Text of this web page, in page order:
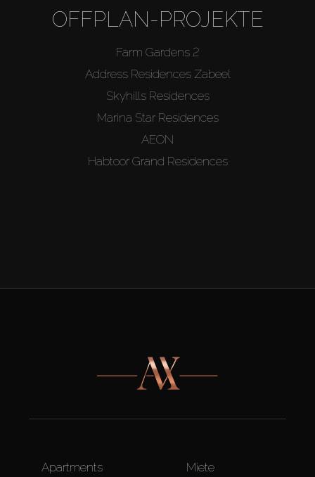
OFFPLAN-PROJEKTE
Farm Gardens 2
Address Residences Zabeel
Skyhills Residences
Marina Star Residences
AEON
Habtoor Grand Residences
Apartments
Miete